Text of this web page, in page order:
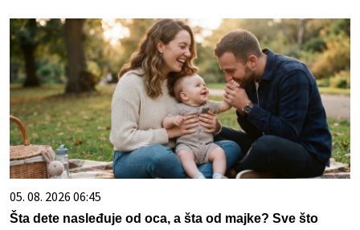
05. 08. 2026 06:45
Šta dete nasleđuje od oca, a šta od majke? Sve što